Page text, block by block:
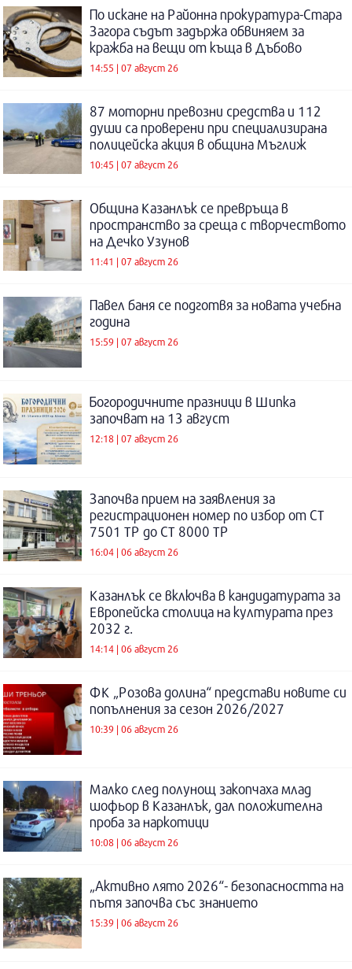
По искане на Районна прокуратура-Стара
Загора съдът задържа обвиняем за
кражба на вещи от къща в Дъбово
14:55 | 07 август 26
87 моторни превозни средства и 112
души са проверени при специализирана
полицейска акция в община Мъглиж
10:45 | 07 август 26
Община Казанлък се превръща в
пространство за среща с творчеството
на Дечко Узунов
11:41 | 07 август 26
Павел баня се подготвя за новата учебна
година
15:59 | 07 август 26
Богородичните празници в Шипка
започват на 13 август
12:18 | 07 август 26
Започва прием на заявления за
регистрационен номер по избор от СТ
7501 ТР до СТ 8000 ТР
16:04 | 06 август 26
Казанлък се включва в кандидатурата за
Европейска столица на културата през
2032 г.
14:14 | 06 август 26
ФК „Розова долина“ представи новите си
попълнения за сезон 2026/2027
10:39 | 06 август 26
Малко след полунощ закопчаха млад
шофьор в Казанлък, дал положителна
проба за наркотици
10:08 | 06 август 26
„Активно лято 2026“- безопасността на
пътя започва със знанието
15:39 | 06 август 26